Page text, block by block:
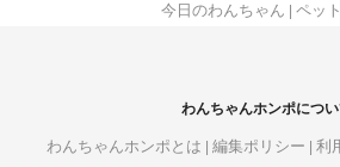
今日のわんちゃん ペッ
わんちゃんホンポにつ
わんちゃんホンポとは 編集ポリシー 利